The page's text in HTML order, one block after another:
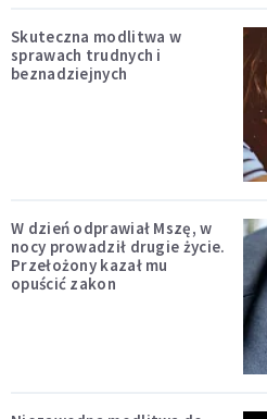
Skuteczna modlitwa w
sprawach trudnych i
beznadziejnych
W dzień odprawiał Mszę, w
nocy prowadził drugie życie.
Przełożony kazał mu
opuścić zakon